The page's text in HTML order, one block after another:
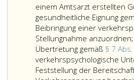
einem Amtsarzt erstellten
gesundheitliche Eignung
Beibringung einer
Stellungnahme
Übertretung gemäß § 7
verkehrspsychologische
Feststellung der